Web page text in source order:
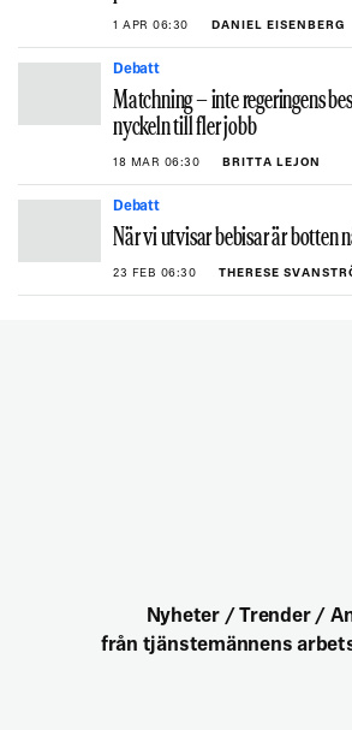
1 APR 06:30 DANIEL EISENBERG
Debatt
Matchning – inte regeringens
nyckeln till fler jobb
18 MAR 06:30 BRITTA LEJON
Debatt
När vi utvisar bebisar är botten
23 FEB 06:30 THERESE
Nyheter / Trender /
från tjänstemännens